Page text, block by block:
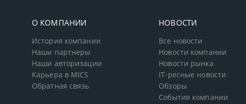
О КОМПАНИИ
История компании
Наши партнеры
Наши авторизации
Карьера в MICS
Обратная связь
НОВОСТИ
Все новости
Новости компании
Новости рынка
IT-ресные новости
Обзоры
События компании